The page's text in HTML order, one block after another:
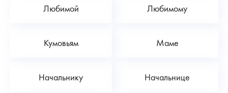
Любимой Любимому
Кумовьям Маме
Начальнику Начальнице